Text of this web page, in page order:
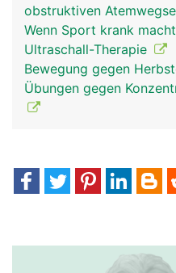
obstruktiven
Wenn Sport krank macht
Ultraschall-Therapie
Bewegung gegen
Übungen gegen